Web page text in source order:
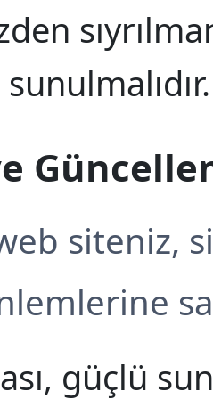
siteniz,
güçlü